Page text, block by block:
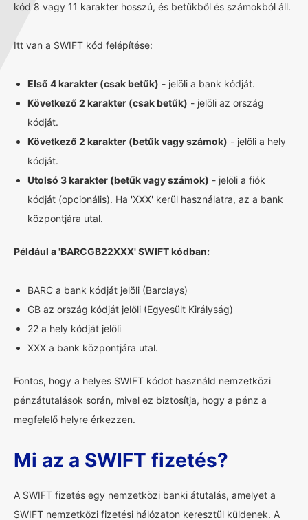
kód 8 vagy 11 karakter hosszú, és betűkből és számokból áll.
Itt van a SWIFT kód felépítése:
Első 4 karakter (csak betűk) - jelöli a bank kódját.
Következő 2 karakter (csak betűk) - jelöli az ország
kódját.
Következő 2 karakter (betűk vagy számok) - jelöli a hely
kódját.
Utolsó 3 karakter (betűk vagy számok) - jelöli a fiók
kódját (opcionális). Ha 'XXX' kerül használatra, az a bank
központjára utal.
Például a 'BARCGB22XXX' SWIFT kódban:
BARC a bank kódját jelöli (Barclays)
GB az ország kódját jelöli (Egyesült Királyság)
22 a hely kódját jelöli
XXX a bank központjára utal.
Fontos, hogy a helyes SWIFT kódot használd nemzetközi
pénzátutalások során, mivel ez biztosítja, hogy a pénz a
megfelelő helyre érkezzen.
Mi az a SWIFT fizetés?
A SWIFT fizetés egy nemzetközi banki átutalás, amelyet a
SWIFT nemzetközi fizetési hálózaton keresztül küldenek. A